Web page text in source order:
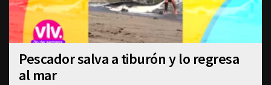
Pescador salva a tiburón y lo regresa
al mar